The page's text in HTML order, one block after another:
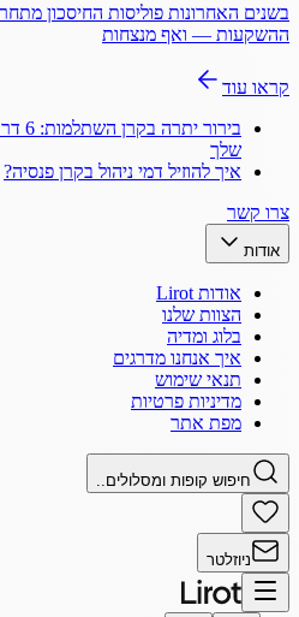
בשנים האחרונות פוליסות החיסכון
ההשקעות — ואף מנצחות
קראו עוד
שלך
איך להוזיל דמי ניהול בקרן פנסיה?
צרו קשר
אודות
אודות Lirot
הצוות שלנו
בלוג ומדיה
איך אנחנו מדרגים
תנאי שימוש
מדיניות פרטיות
מפת אתר
חיפוש קופות ומסלולים..
ניוזלטר